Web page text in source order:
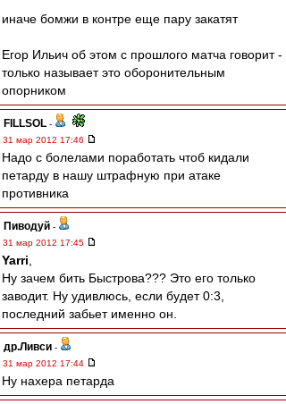
иначе бомжи в контре еще пару закатят
Егор Ильич об этом с прошлого матча говорит -
только называет это оборонительным
опорником
FILLSOL -
31 мар 2012 17:46
Надо с болелами поработать чтоб кидали
петарду в нашу штрафную при атаке
противника
Пиводуй -
31 мар 2012 17:45
Yarri
Ну зачем бить Быстрова??? Это его только
заводит. Ну удивлюсь, если будет 0:3,
последний забьет именно он.
др.Ливси -
31 мар 2012 17:44
Ну нахера петарда